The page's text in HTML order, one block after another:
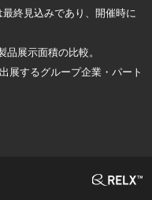
終見込みであり、開催時に
展示面積の比較。
展するグループ企業・パート